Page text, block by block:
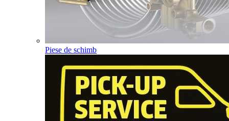
Piese de schimb